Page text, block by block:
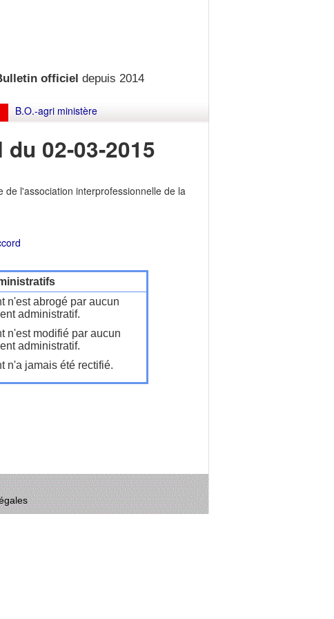
officiel depuis 2014
B.O.-agri ministère
02-03-2015
l'association interprofessionnelle de la
n'est abrogé par aucun
administratif.
n'est modifié par aucun
administratif.
n'a jamais été rectifié.